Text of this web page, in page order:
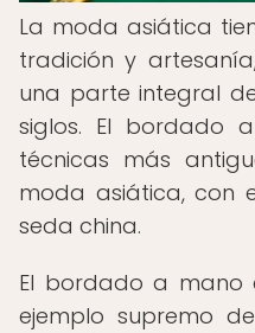
La moda asiática
tradición y
una parte integral
siglos. El bordado
técnicas más
moda asiática, con
seda china.
El bordado a mano
ejemplo supremo